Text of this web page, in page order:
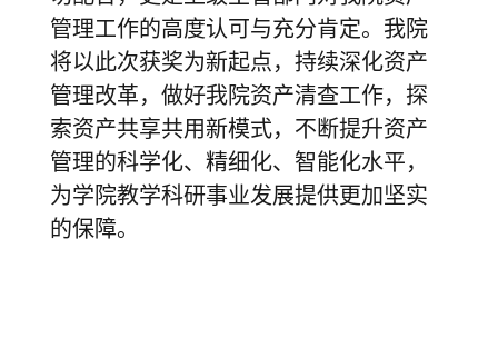
管理工作的高度认可与充分肯定。我院
将以此次获奖为新起点，持续深化资产
管理改革，做好我院资产清查工作，探
索资产共享共用新模式，不断提升资产
管理的科学化、精细化、智能化水平，
为学院教学科研事业发展提供更加坚实
的保障。